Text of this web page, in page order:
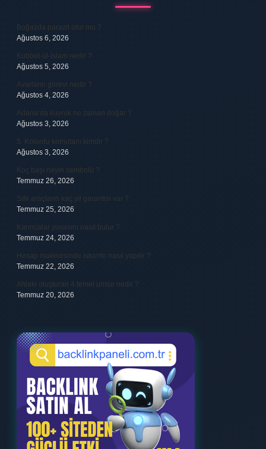
Boğazda parazit olur mu ?
Ağustos 6, 2026
Kubbet-ül-İslam nedir ?
Ağustos 5, 2026
Avarların görevi nedir ?
Ağustos 4, 2026
Adana’da kuyruk ne zaman doğar ?
Ağustos 3, 2026
5. Kolordu komutanı kimdir ?
Ağustos 3, 2026
Koç başı neyin sembolü ?
Temmuz 26, 2026
Sıfır araçların kaç yıl garantisi var ?
Temmuz 25, 2026
Karıncalar yuvasını nasıl bulur ?
Temmuz 24, 2026
Hesap makinesinde iskonto nasıl yapılır ?
Temmuz 22, 2026
Ahlaki oluşturan 4 temel unsur nedir ?
Temmuz 20, 2026